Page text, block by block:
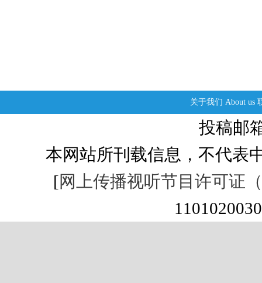
关于我们 About us
投稿邮
本网站所刊载信息，不代表
[网上传播视听节目许可证